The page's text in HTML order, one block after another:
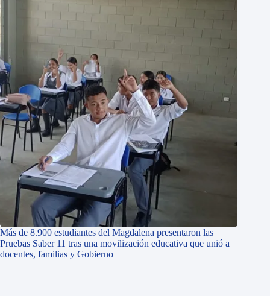
Más de 8.900 estudiantes del Magdalena presentaron las
Pruebas Saber 11 tras una movilización educativa que unió a
docentes, familias y Gobierno